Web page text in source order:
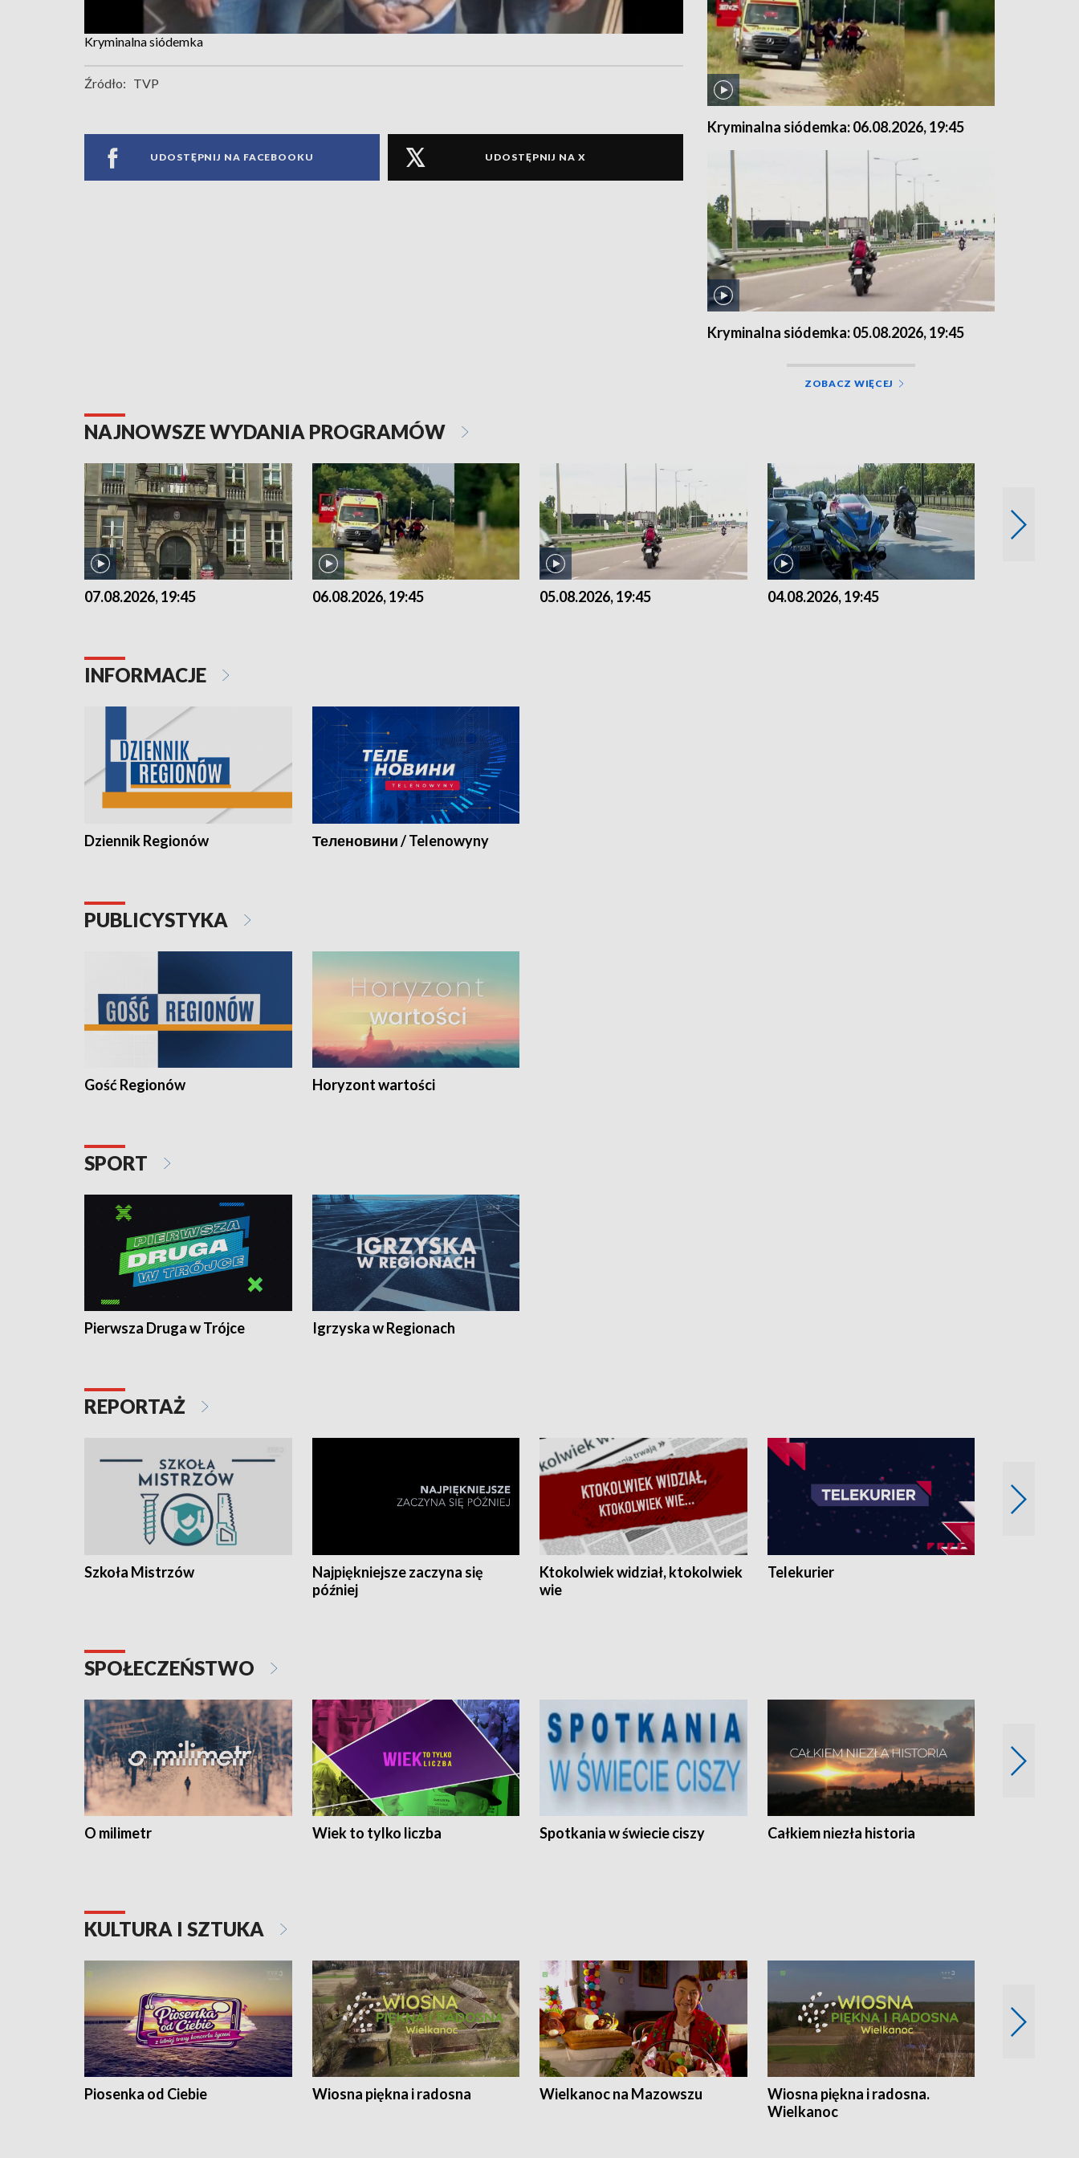
Kryminalna siódemka
Źródło: TVP
UDOSTĘPNIJ NA FACEBOOKU UDOSTĘPNIJ NA X
Kryminalna siódemka: 06.08.2026, 19:45
Kryminalna siódemka: 05.08.2026, 19:45
ZOBACZ WIĘCEJ
NAJNOWSZE WYDANIA PROGRAMÓW
07.08.2026, 19:45 06.08.2026, 19:45 05.08.2026, 19:45 04.08.2026, 19:45
INFORMACJE
Dziennik Regionów Теленовини / Telenowyny
PUBLICYSTYKA
Gość Regionów Horyzont wartości
SPORT
Pierwsza Druga w Trójce Igrzyska w Regionach
REPORTAŻ
Szkoła Mistrzów
Najpiękniejsze zaczyna się
później
Ktokolwiek widział, ktokolwiek
wie
Telekurier
SPOŁECZEŃSTWO
O milimetr Wiek to tylko liczba Spotkania w świecie ciszy Całkiem niezła historia
KULTURA I SZTUKA
Piosenka od Ciebie Wiosna piękna i radosna Wielkanoc na Mazowszu
Wiosna piękna i radosna.
Wielkanoc